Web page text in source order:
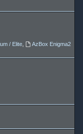
/ Elite,
AzBox Enigma2